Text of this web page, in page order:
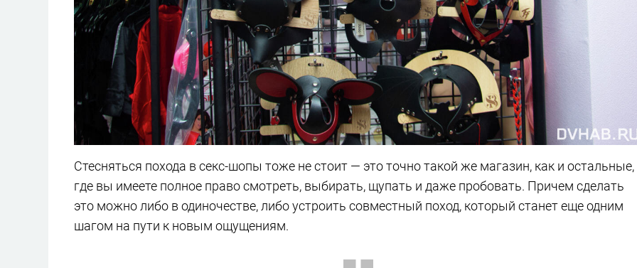
Стесняться похода в секс-шопы тоже не стоит — это точно такой же магазин, как и остальные,
где вы имеете полное право смотреть, выбирать, щупать и даже пробовать. Причем сделать
это можно либо в одиночестве, либо устроить совместный поход, который станет еще одним
шагом на пути к новым ощущениям.